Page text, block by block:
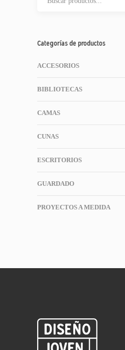
Categorías de productos
ACCESORIOS
BIBLIOTECAS
CAMAS
CUNAS
ESCRITORIOS
GUARDADO
PROYECTOS A MEDIDA